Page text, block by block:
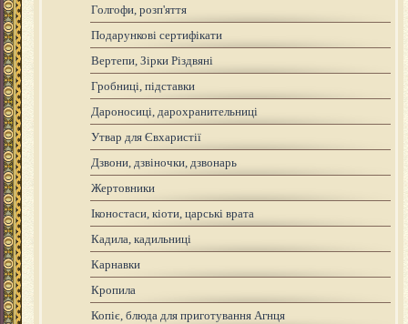
Голгофи, розп'яття
Подарункові сертифікати
Вертепи, Зірки Різдвяні
Гробниці, підставки
Дароносиці, дарохранительниці
Утвар для Євхаристії
Дзвони, дзвіночки, дзвонарь
Жертовники
Іконостаси, кіоти, царські врата
Кадила, кадильниці
Карнавки
Кропила
Копіє, блюда для приготування Агнця